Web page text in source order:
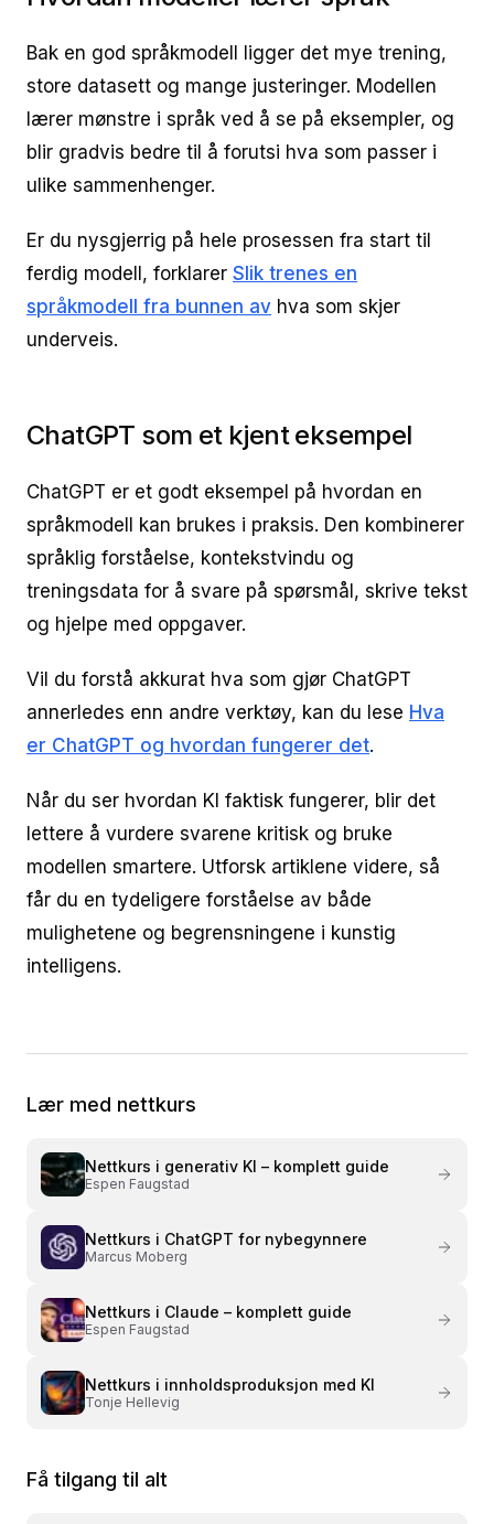
Bak en god språkmodell ligger det mye trening,
store datasett og mange justeringer. Modellen
lærer mønstre i språk ved å se på eksempler, og
blir gradvis bedre til å forutsi hva som passer i
ulike sammenhenger.
Er du nysgjerrig på hele prosessen fra start til
ferdig modell, forklarer Slik trenes en
språkmodell fra bunnen av hva som skjer
underveis.
ChatGPT som et kjent eksempel
ChatGPT er et godt eksempel på hvordan en
språkmodell kan brukes i praksis. Den kombinerer
språklig forståelse, kontekstvindu og
treningsdata for å svare på spørsmål, skrive tekst
og hjelpe med oppgaver.
Vil du forstå akkurat hva som gjør ChatGPT
annerledes enn andre verktøy, kan du lese Hva
er ChatGPT og hvordan fungerer det.
Når du ser hvordan KI faktisk fungerer, blir det
lettere å vurdere svarene kritisk og bruke
modellen smartere. Utforsk artiklene videre, så
får du en tydeligere forståelse av både
mulighetene og begrensningene i kunstig
intelligens.
Lær med nettkurs
Nettkurs i generativ KI – komplett guide
Espen Faugstad
Nettkurs i ChatGPT for nybegynnere
Marcus Moberg
Nettkurs i Claude – komplett guide
Espen Faugstad
Nettkurs i innholdsproduksjon med KI
Tonje Hellevig
Få tilgang til alt